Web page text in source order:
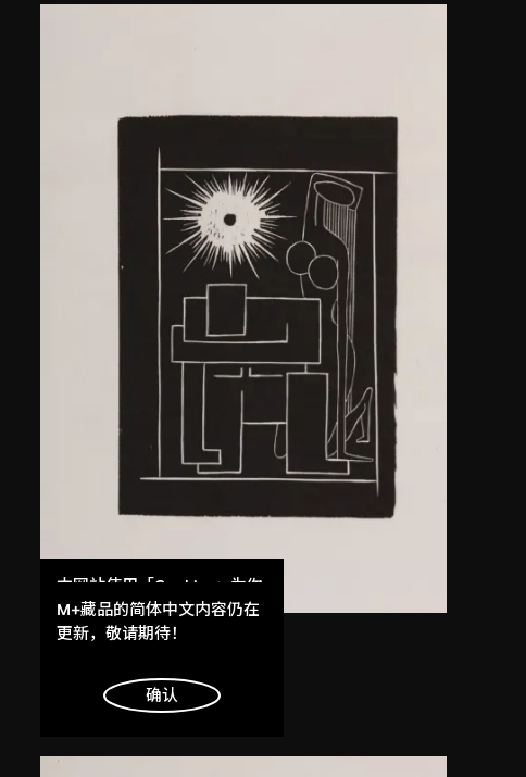
馬德升
仕女（一）
1979年，2005年印
本网站使用「Cookies」为你
提供最好的网站体验。
了解更多
明白
M+藏品的简体中文内容仍在
更新，敬请期待！
确认